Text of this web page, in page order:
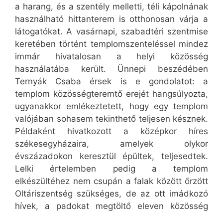
a harang, és a szentély melletti, téli kápolnának
használható hittanterem is otthonosan várja a
látogatókat. A vasárnapi, szabadtéri szentmise
keretében történt templomszenteléssel mindez
immár hivatalosan a helyi közösség
használatába került. Ünnepi beszédében
Ternyák Csaba érsek is e gondolatot: a
templom közösségteremtő erejét hangsúlyozta,
ugyanakkor emlékeztetett, hogy egy templom
valójában sohasem tekinthető teljesen késznek.
Példaként hivatkozott a középkor híres
székesegyházaira, amelyek olykor
évszázadokon keresztül épültek, teljesedtek.
Lelki értelemben pedig a templom
elkészültéhez nem csupán a falak között őrzött
Oltáriszentség szükséges, de az ott imádkozó
hívek, a padokat megtöltő eleven közösség